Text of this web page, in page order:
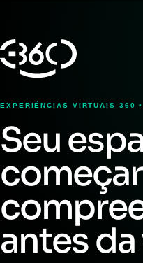
EXPERIÊNCIAS VIRTUAIS 360
Seu
antes